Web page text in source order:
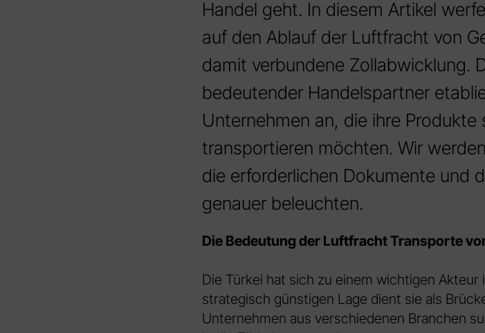
Handel geht. In diesem Artikel
auf den Ablauf der Luftfracht von
damit verbundene Zollabwicklung.
bedeutender Handelspartner
Unternehmen an, die ihre
transportieren möchten. Wir
die erforderlichen Dokumente und
genauer beleuchten.
Die Bedeutung der Luftfracht Transporte
Die Türkei hat sich zu einem wichtigen
strategisch günstigen Lage dient sie als
Unternehmen aus verschiedenen Branchen